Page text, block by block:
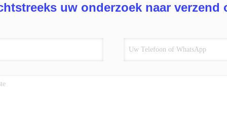
uw onderzoek naar verzend